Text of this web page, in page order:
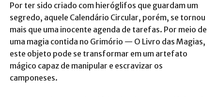
Por ter sido criado com hieróglifos que guardam um
segredo, aquele Calendário Circular, porém, se tornou
mais que uma inocente agenda de tarefas. Por meio de
uma magia contida no Grimório — O Livro das Magias,
este objeto pode se transformar em um artefato
mágico capaz de manipular e escravizar os
camponeses.